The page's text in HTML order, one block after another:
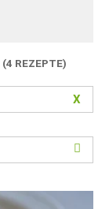
(4 REZEPTE)
X